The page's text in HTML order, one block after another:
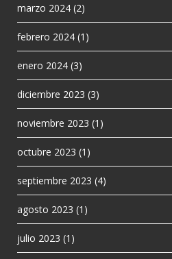
marzo 2024 (2)
febrero 2024 (1)
enero 2024 (3)
diciembre 2023 (3)
noviembre 2023 (1)
octubre 2023 (1)
septiembre 2023 (4)
agosto 2023 (1)
julio 2023 (1)